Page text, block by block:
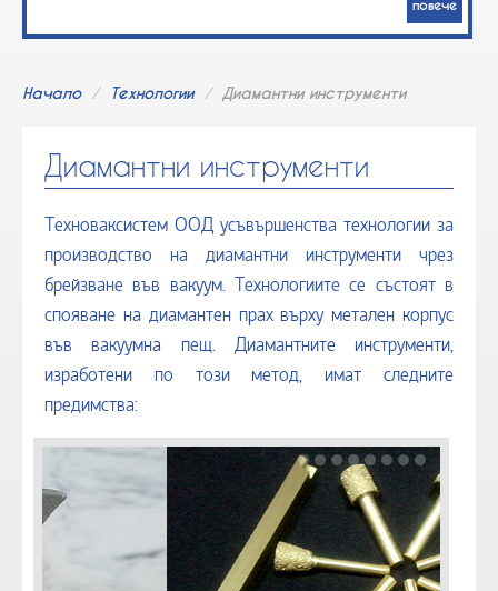
ТЕХНОЛОГИИ
Термична и химико-термична обработка
Нанасяне на покрития
Диамантни инструменти
Водородни енергийни системи
PIM / MIM процеси
ОБОРУДВАНЕ
повече
Начало / Технологии / Диамантни инструменти
Диамантни инструменти
Техноваксистем ООД усъвършенства технологии за
производство на диамантни инструменти чрез
брейзване във вакуум. Технологиите се състоят в
спояване на диамантен прах върху метален корпус
във вакуумна пещ. Диамантните инструменти,
изработени по този метод, имат следните
предимства: